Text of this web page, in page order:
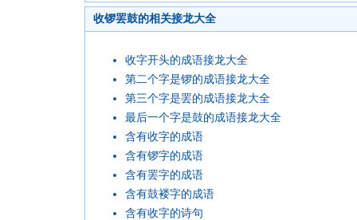
收锣罢鼓的相关接龙大全
收字开头的成语接龙大全
第二个字是锣的成语接龙大全
第三个字是罢的成语接龙大全
最后一个字是鼓的成语接龙大全
含有收字的成语
含有锣字的成语
含有罢字的成语
含有鼓褛字的成语
含有收字的诗句